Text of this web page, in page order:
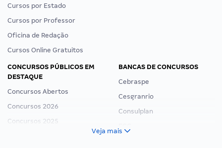
Cursos por Estado
Cursos por Professor
Oficina de Redação
Cursos Online Gratuitos
CONCURSOS PÚBLICOS EM
DESTAQUE
Concursos Abertos
Concursos 2026
Concursos 2025
BANCAS DE CONCURSOS
Cebraspe
Cesgranrio
Consulplan
Veja mais